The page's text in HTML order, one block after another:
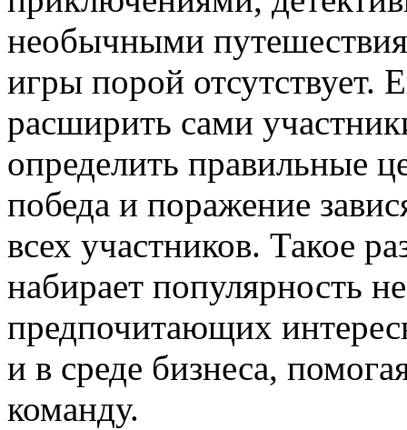
необычными
игры порой отсутствует.
расширить сами
определить правильные
победа и поражение
всех участников. Такое
набирает популярность
предпочитающих
и в среде бизнеса,
команду.